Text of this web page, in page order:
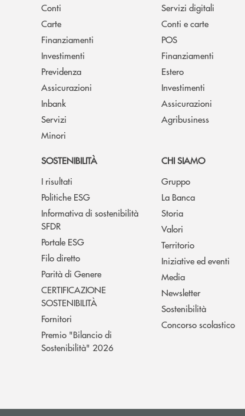
Conti
Carte
Finanziamenti
Investimenti
Previdenza
Assicurazioni
Inbank
Servizi
Minori
Servizi digitali
Conti e carte
POS
Finanziamenti
Estero
Investimenti
Assicurazioni
Agribusiness
SOSTENIBILITÀ
I risultati
Politiche ESG
Informativa di sostenibilità
SFDR
Portale ESG
Filo diretto
Parità di Genere
CERTIFICAZIONE
SOSTENIBILITÀ
Fornitori
Premio "Bilancio di
Sostenibilità" 2026
CHI SIAMO
Gruppo
La Banca
Storia
Valori
Territorio
Iniziative ed eventi
Media
Newsletter
Sostenibilità
Concorso scolastico